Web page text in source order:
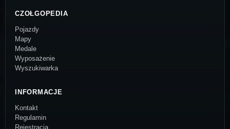
CZOŁGOPEDIA
Pojazdy
Mapy
Medale
Wyposażenie
Wyszukiwarka
INFORMACJE
Kontakt
Regulamin
Rejestracja